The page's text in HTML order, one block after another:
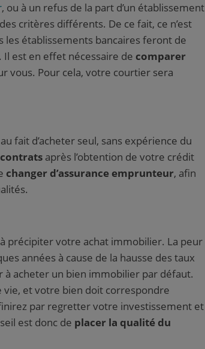
, ou à un refus de la part d’un établissement
critères différents. De ce fait, ce n’est
les établissements bancaires feront de
est en effet nécessaire de comparer
vous. Pour cela, votre courtier sera
fait d’acheter seul, sans expérience du
après l’obtention de votre crédit
changer d’assurance emprunteur, afin
précipiter votre achat immobilier. La peur
années à cause de la hausse des taux
à acheter un bien immobilier par défaut.
et votre bien doit correspondre
par regretter votre investissement et
est donc de placer la qualité du